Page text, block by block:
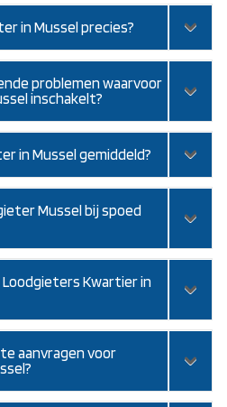
in Mussel precies?
problemen waarvoor
inschakelt?
in Mussel gemiddeld?
Mussel bij spoed
Kwartier in
aanvragen voor